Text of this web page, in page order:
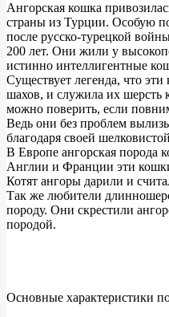
Ангорская кошка
страны из Турции. Особую
после русско-турецкой
200 лет. Они жили у
истинно интеллигентные
Существует легенда, что
шахов, и служила их шерсть
можно поверить, если
Ведь они без проблем
благодаря своей
В Европе ангорская порода
Англии и Франции эти
Котят ангоры дарили и
Так же любители
породу. Они скрестили
породой.
Основные характеристики